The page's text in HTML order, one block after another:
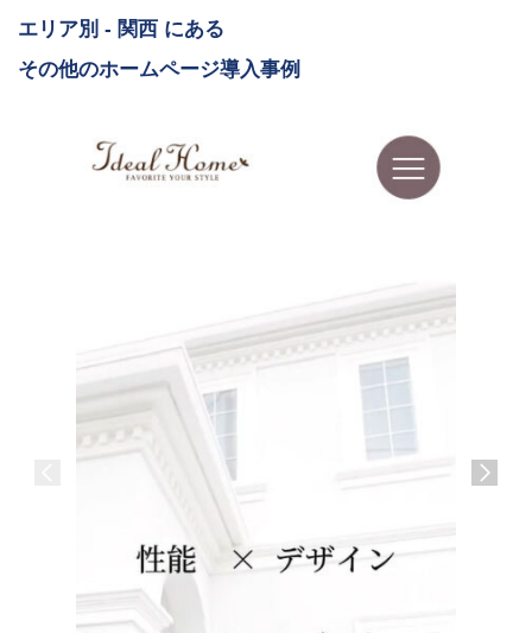
エリア別 - 関西 にある
その他のホームページ導入事例